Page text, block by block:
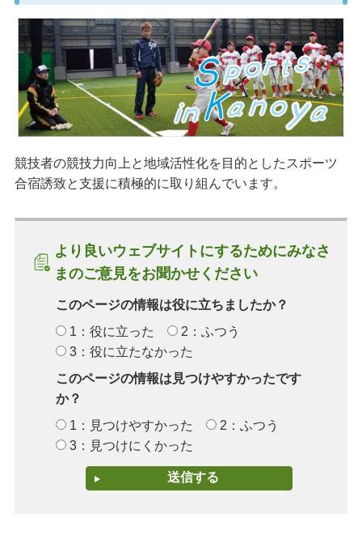
競技者の競技力向上と地域活性化を目的としたスポーツ
合宿誘致と支援に積極的に取り組んでいます。
より良いウェブサイトにするためにみなさ
まのご意見をお聞かせください
このページの情報は役に立ちましたか？
1：役に立った
2：ふつう
3：役に立たなかった
このページの情報は見つけやすかったです
か？
1：見つけやすかった
2：ふつう
3：見つけにくかった